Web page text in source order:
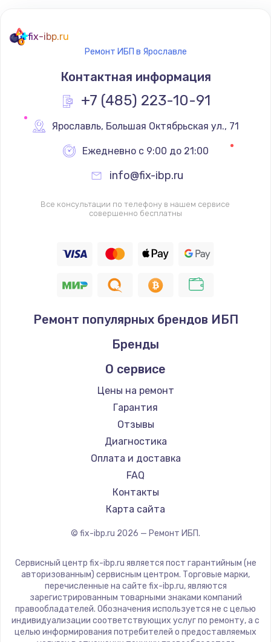
Замена термостата
1200 руб.
Заказать
Замена реле
700 руб.
Замена ТЭНа
2500 руб.
Замена шнура
1400 руб.
Заказать
Замена / ремонт электронного модуля
управления
600 руб.
Заказать
Замена конфорки
1100 руб.
Заказать
Замена платы сенсора
Заказать
Замена регулятора режимов конфорки
900 руб.
fix-ibp.ru
Ремонт ИБП в Ярославле
Контактная информация
+7 (485) 223-10-91
Ярославль, Большая Октябрьская ул., 71
Ежедневно с 9:00 до 21:00
info@fix-ibp.ru
Все консультации по телефону в нашем сервисе
совершенно бесплатны
Ремонт популярных брендов ИБП
Бренды
О сервисе
Цены на ремонт
Гарантия
Отзывы
Диагностика
Оплата и доставка
FAQ
Контакты
Карта сайта
© fix-ibp.ru 2026 — Ремонт ИБП.
Сервисный центр fix-ibp.ru является пост гарантийным (не
авторизованным) сервисным центром. Торговые марки,
перечисленные на сайте fix-ibp.ru, являются
зарегистрированным товарными знаками компаний
правообладателей. Обозначения используется не с целью
индивидуализации соответствующих услуг по ремонту, а с
целью информирования потребителей о предоставляемых